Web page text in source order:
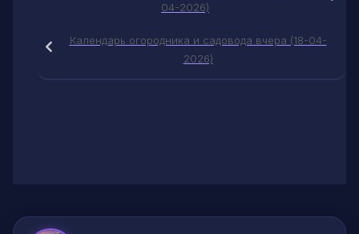
04-2026)
Календарь огородника и садовода вчера (18-04-
2026)